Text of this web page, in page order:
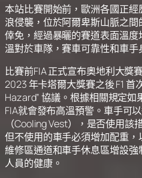
本站比賽開始前，歐洲各國正
浪侵襲，位於阿爾卑斯山脈之間
倖免，經過暴曬的賽道表面溫
溫對於車隊，賽車可靠性和車手
比賽前FIA 正式宣布奧地利大獎
2023 年卡塔爾大獎賽之後 F1 首
Hazard” 協議。根據相關規定如
FIA就會發布高溫預警。車手可
（Cooling Vest），是否使用該
但不使用的車手必須增加配重，
維修區通道和車手休息區增設
人員的健康。